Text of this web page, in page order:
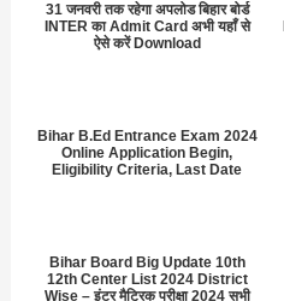
31 जनवरी तक रहेगा अपलोड बिहार बोर्ड
INTER का Admit Card अभी यहाँ से
ऐसे करें Download
Bihar B.Ed Entrance Exam 2024
Online Application Begin,
Eligibility Criteria, Last Date
Bihar Board Big Update 10th
12th Center List 2024 District
Wise – इंटर मैट्रिक परीक्षा 2024 सभी